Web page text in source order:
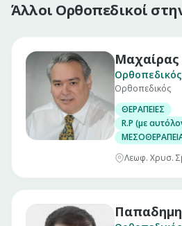
Άλλοι Ορθοπεδικοί
Ορθοπεδικός
Ορθοπεδικός
ΘΕΡΑΠΕΙΕΣ
R.P (με
Λεωφ. Χρυσ.